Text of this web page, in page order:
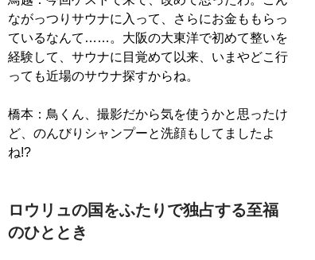
ながっつりサウナに入って、さらにお金ももらっ
ているなんて……。大阪の大東洋で初めて整いを
経験して、サウナに目覚めて以来、いまやどこ行
っても近場のサウナ探すからね。
橋本：鳥くん、撮影だから気を使うかと思ったけ
ど、のんびりシャンプーと洗顔もしてましたよ
ね!?
ロウリュの国をふたりで独占する至福
のひととき